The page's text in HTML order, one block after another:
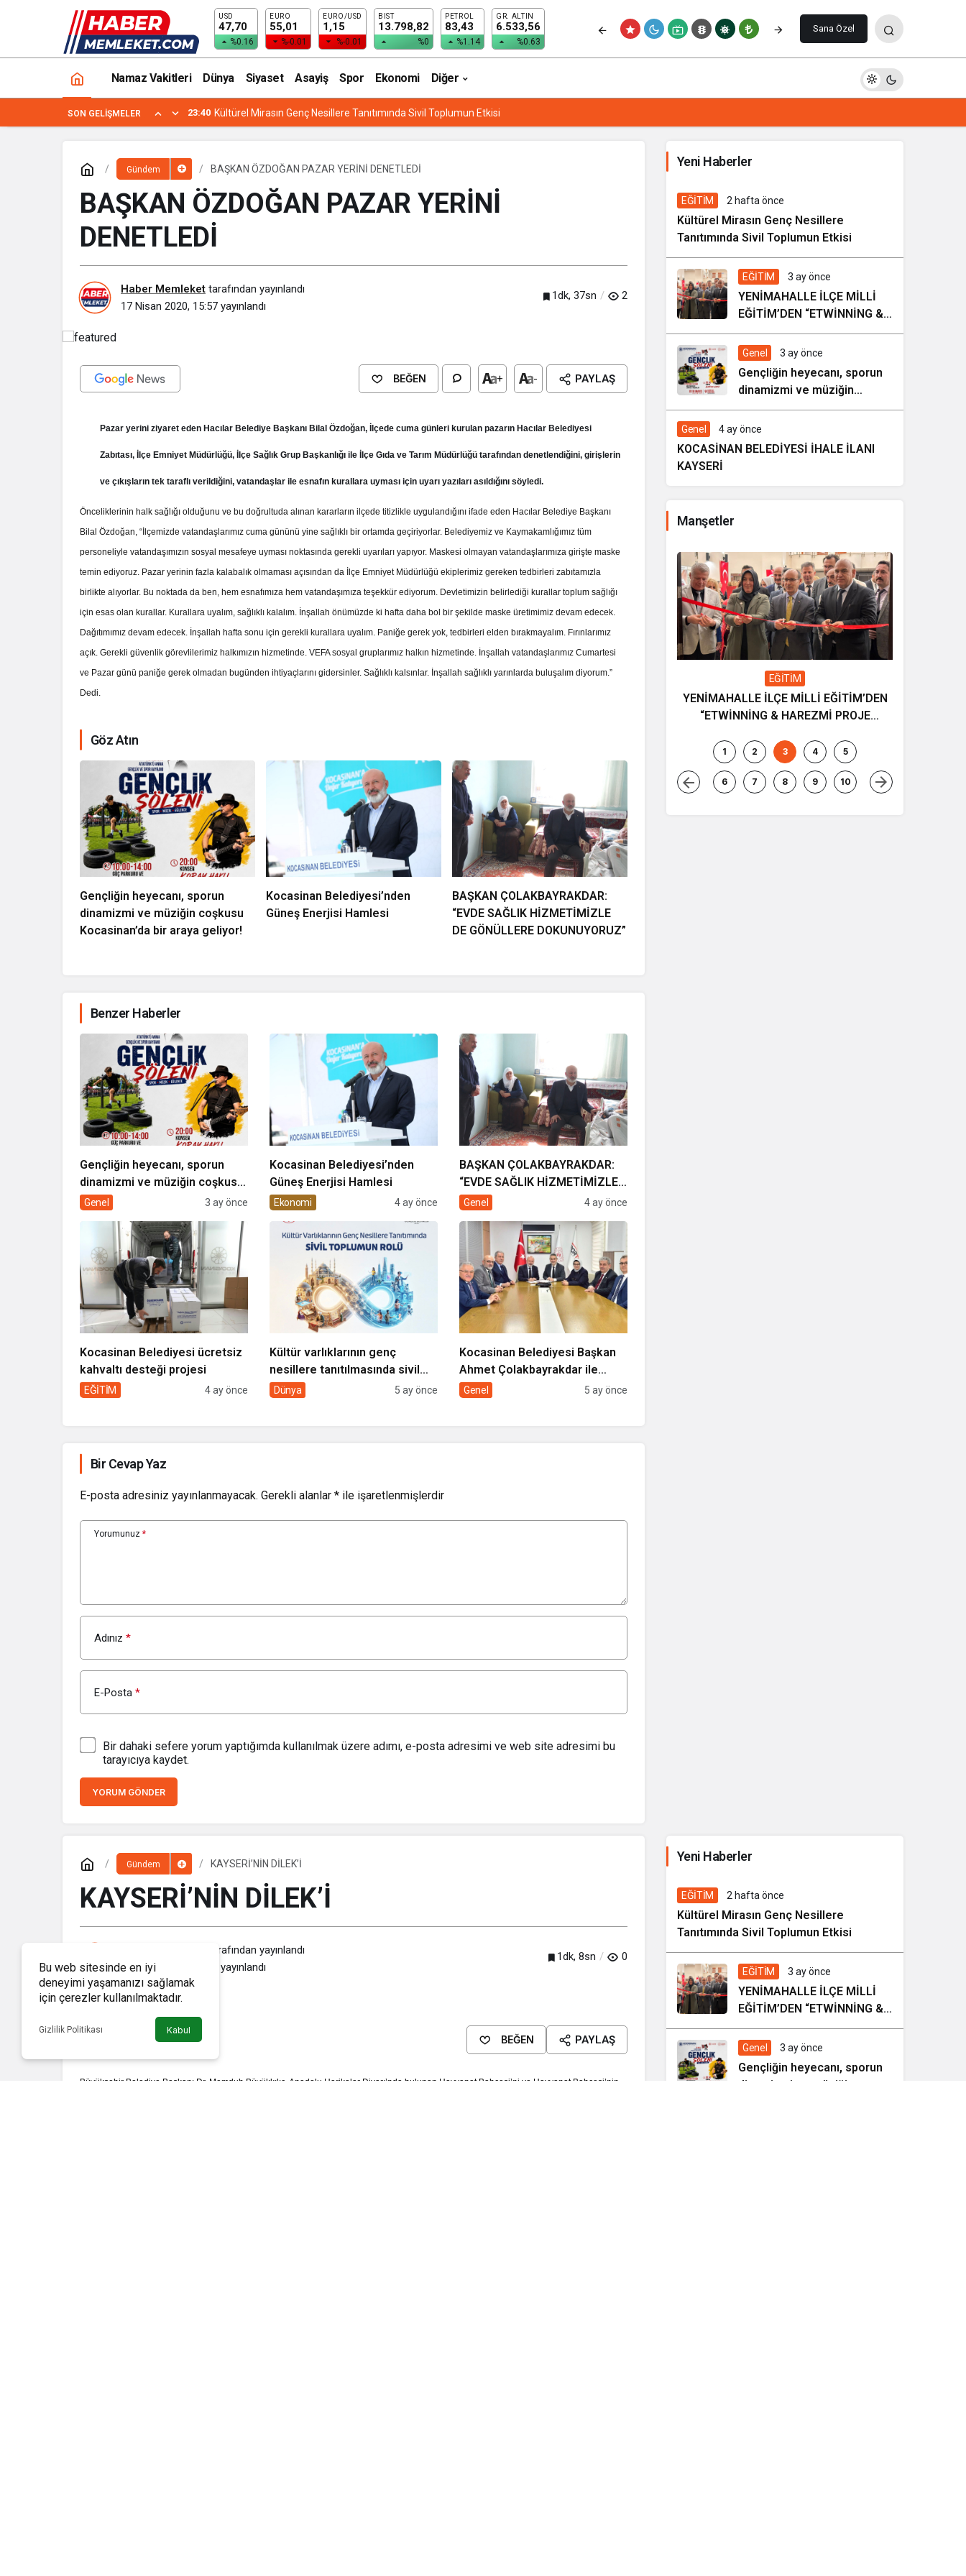
USD
47,70
%0.16
EURO
55,01
%-0.01
EURO/USD
1,15
%-0.01
BIST
13.798,82
%0
PETROL
83,43
%1.14
GR. ALTIN
6.533,56
%0.63
Sana Özel
Namaz Vakitleri Dünya Siyaset Asayiş Spor Ekonomi Diğer
SON GELIŞMELER
Kültürel Mirasın Genç Nesillere Tanıtımında Sivil Toplumun Etkisi
Gündem BAŞKAN ÖZDOĞAN PAZAR YERİNİ DENETLEDİ
BAŞKAN ÖZDOĞAN PAZAR YERİNİ
DENETLEDİ
Haber Memleket tarafından yayınlandı
17 Nisan 2020, 15:57 yayınlandı
1dk, 37sn 2
BEĞEN + - PAYLAŞ
Pazar yerini ziyaret eden Hacılar Belediye Başkanı Bilal Özdoğan, İlçede cuma günleri kurulan pazarın Hacılar Belediyesi
Zabıtası, İlçe Emniyet Müdürlüğü, İlçe Sağlık Grup Başkanlığı ile İlçe Gıda ve Tarım Müdürlüğü tarafından denetlendiğini, girişlerin
ve çıkışların tek taraflı verildiğini, vatandaşlar ile esnafın kurallara uyması için uyarı yazıları asıldığını söyledi.
Önceliklerinin halk sağlığı olduğunu ve bu doğrultuda alınan kararların ilçede titizlikle uygulandığını ifade eden Hacılar Belediye Başkanı
Bilal Özdoğan, “İlçemizde vatandaşlarımız cuma gününü yine sağlıklı bir ortamda geçiriyorlar. Belediyemiz ve Kaymakamlığımız tüm
personeliyle vatandaşımızın sosyal mesafeye uyması noktasında gerekli uyarıları yapıyor. Maskesi olmayan vatandaşlarımıza girişte maske
temin ediyoruz. Pazar yerinin fazla kalabalık olmaması açısından da İlçe Emniyet Müdürlüğü ekiplerimiz gereken tedbirleri zabıtamızla
birlikte alıyorlar. Bu noktada da ben, hem esnafımıza hem vatandaşımıza teşekkür ediyorum. Devletimizin belirlediği kurallar toplum sağlığı
için esas olan kurallar. Kurallara uyalım, sağlıklı kalalım. İnşallah önümüzde ki hafta daha bol bir şekilde maske üretimimiz devam edecek.
Dağıtımımız devam edecek. İnşallah hafta sonu için gerekli kurallara uyalım. Paniğe gerek yok, tedbirleri elden bırakmayalım. Fırınlarımız
açık. Gerekli güvenlik görevlilerimiz halkımızın hizmetinde. VEFA sosyal gruplarımız halkın hizmetinde. İnşallah vatandaşlarımız Cumartesi
ve Pazar günü paniğe gerek olmadan bugünden ihtiyaçlarını gidersinler. Sağlıklı kalsınlar. İnşallah sağlıklı yarınlarda buluşalım diyorum.”
Dedi.
Göz Atın
Gençliğin heyecanı, sporun
dinamizmi ve müziğin coşkusu
Kocasinan’da bir araya geliyor!
Kocasinan Belediyesi’nden
Güneş Enerjisi Hamlesi
BAŞKAN ÇOLAKBAYRAKDAR:
“EVDE SAĞLIK HİZMETİMİZLE
DE GÖNÜLLERE DOKUNUYORUZ”
Benzer Haberler
Gençliğin heyecanı, sporun
dinamizmi ve müziğin coşkusu
Kocasinan’da bir araya geliyor!
Genel 3 ay önce
Kocasinan Belediyesi’nden
Güneş Enerjisi Hamlesi
Ekonomi 4 ay önce
BAŞKAN ÇOLAKBAYRAKDAR:
“EVDE SAĞLIK HİZMETİMİZLE
DE GÖNÜLLERE
Genel 4 ay önce
Kocasinan Belediyesi ücretsiz
kahvaltı desteği projesi
EĞİTİM 4 ay önce
Kültür varlıklarının genç
nesillere tanıtılmasında sivil
toplumun rolü
Dünya 5 ay önce
Kocasinan Belediyesi Başkan
Ahmet Çolakbayrakdar ile
yeniliklere imza atıyor
Genel 5 ay önce
Bir Cevap Yaz
E-posta adresiniz yayınlanmayacak. Gerekli alanlar * ile işaretlenmişlerdir
Yorumunuz *
Adınız *
E-Posta *
Bir dahaki sefere yorum yaptığımda kullanılmak üzere adımı, e-posta adresimi ve web site adresimi bu
tarayıcıya kaydet.
YORUM GÖNDER
Yeni Haberler
6 gün önce
EĞİTİM 2 hafta önce
Kültürel Mirasın Genç Nesillere
Tanıtımında Sivil Toplumun Etkisi
EĞİTİM 3 ay önce
YENİMAHALLE İLÇE MİLLİ
EĞİTİM’DEN “ETWİNNİNG &
HAREZMİ PROJE ŞENLİĞİ”
Genel 3 ay önce
Gençliğin heyecanı, sporun
dinamizmi ve müziğin
coşkusu Kocasinan’da bir
araya geliyor!
Genel 4 ay önce
KOCASİNAN BELEDİYESİ İHALE İLANI
KAYSERİ
Manşetler
Genel
İhale ilanı Kocasinan Belediyesi
EĞİTİM
Kültürel Mirasın Genç Nesillere
Tanıtımında Sivil Toplumun Etkisi
EĞİTİM
YENİMAHALLE İLÇE MİLLİ EĞİTİM’DEN
“ETWİNNİNG & HAREZMİ PROJE
1 2 3 4 5
6 7 8 9 10
Gündem KAYSERİ’NİN DİLEK’İ
KAYSERİ’NİN DİLEK’İ
tarafından yayınlandı
17 Nisan 2020, 15:57
yayınlandı
1dk, 8sn 0
BEĞEN PAYLAŞ
Büyükşehir Belediye Başkanı Dr. Memduh Büyükkılıç, Anadolu Harikalar Diyarı’nda bulunan Hayvanat Bahçesi’ni ve Hayvanat Bahçesi’nin
KAYSERİ’NİN DİLEK’İ Yorum Yap Paylaş
Yeni Haberler
6 gün önce
EĞİTİM 2 hafta önce
Kültürel Mirasın Genç Nesillere
Tanıtımında Sivil Toplumun Etkisi
EĞİTİM 3 ay önce
YENİMAHALLE İLÇE MİLLİ
EĞİTİM’DEN “ETWİNNİNG &
HAREZMİ PROJE ŞENLİĞİ”
Genel 3 ay önce
Gençliğin heyecanı, sporun
dinamizmi ve müziğin
Bu web sitesinde en iyi
deneyimi yaşamanızı sağlamak
için çerezler kullanılmaktadır.
Gizlilik Politikası Kabul